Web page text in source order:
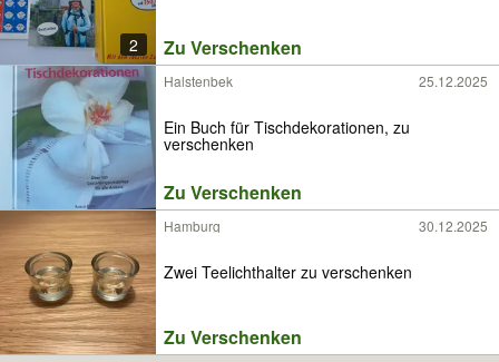
2 Zu Verschenken
Halstenbek 25.12.2025
Ein Buch für Tischdekorationen, zu
verschenken
Zu Verschenken
Hamburg 30.12.2025
Zwei Teelichthalter zu verschenken
Zu Verschenken